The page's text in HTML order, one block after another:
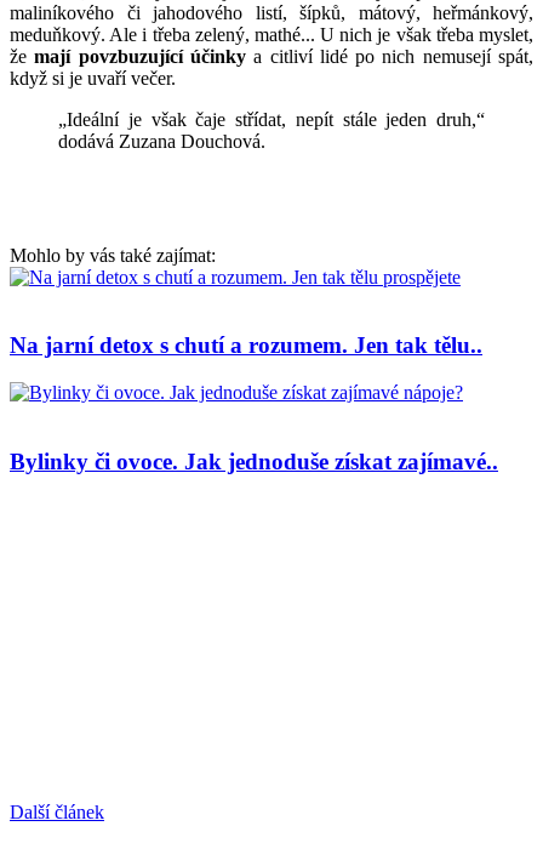
maliníkového či jahodového listí, šípků, mátový, heřmánkový,
meduňkový. Ale i třeba zelený, mathé... U nich je však třeba myslet,
žemají povzbuzující účinkya citliví lidé po nich nemusejí spát,
když si je uvaří večer.
„Ideální je však čaje střídat, nepít stále jeden druh,“
dodává Zuzana Douchová.
Mohlo by vás také zajímat:
Na jarní detox s chutí a rozumem. Jen tak tělu..
Bylinky či ovoce. Jak jednoduše získat zajímavé..
Další článek